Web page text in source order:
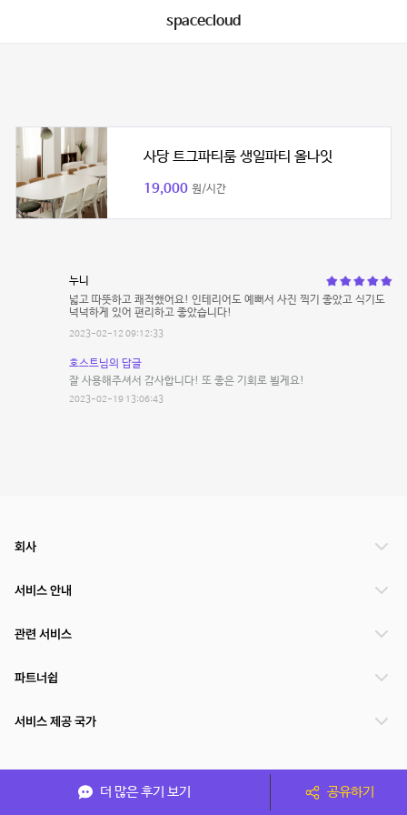
spacecloud
사당 트그파티룸 생일파티 올나잇
19,000 원/시간
누니
넓고 따뜻하고 쾌적했어요! 인테리어도 예뻐서 사진 찍기 좋았고 식기도
넉넉하게 있어 편리하고 좋았습니다!
2023-02-12 09:12:33
호스트님의 답글
잘 사용해주셔서 감사합니다! 또 좋은 기회로 뵐게요!
2023-02-19 13:06:43
더 많은 후기 보기 공유하기
회사
서비스 안내
관련 서비스
파트너쉽
서비스 제공 국가
(주)NSPACE 사업자정보